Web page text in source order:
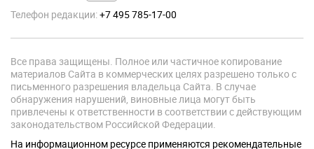
Телефон редакции:+7 495 785-17-00
Все права защищены. Полное или частичное копирование
материалов Сайта в коммерческих целях разрешено только с
письменного разрешения владельца Сайта. В случае
обнаружения нарушений, виновные лица могут быть
привлечены к ответственности в соответствии с действующим
законодательством Российской Федерации.
На информационном ресурсе применяются рекомендательные